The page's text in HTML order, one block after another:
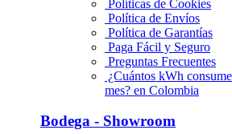
Políticas de Cookies
Política de Envíos
Política de Garantías
Paga Fácil y Seguro
Preguntas Frecuentes
¿Cuántos kWh
mes? en Colombia
Bodega - Showroom